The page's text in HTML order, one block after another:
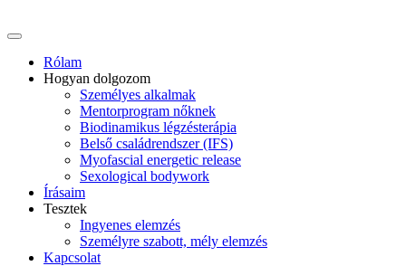
Rólam
Hogyan dolgozom
Személyes alkalmak
Mentorprogram nőknek
Biodinamikus légzésterápia
Belső családrendszer (IFS)
Myofascial energetic release
Sexological bodywork
Írásaim
Tesztek
Ingyenes elemzés
Személyre szabott, mély elemzés
Kapcsolat